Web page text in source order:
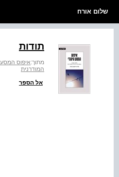
שלום אורח
תודות
מתוך:איפוס המסע
המודרנית
אל הספר